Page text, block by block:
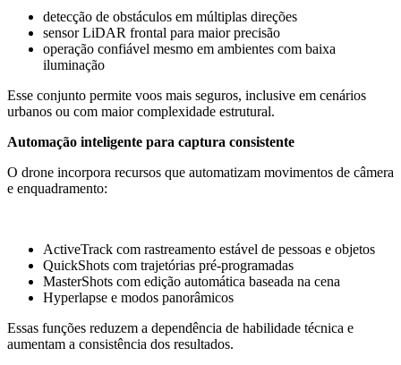
detecção de obstáculos em múltiplas direções
sensor LiDAR frontal para maior precisão
operação confiável mesmo em ambientes com baixa
iluminação
Esse conjunto permite voos mais seguros, inclusive em cenários
urbanos ou com maior complexidade estrutural.
Automação inteligente para captura consistente
O drone incorpora recursos que automatizam movimentos de câmera
e enquadramento:
ActiveTrack com rastreamento estável de pessoas e objetos
QuickShots com trajetórias pré-programadas
MasterShots com edição automática baseada na cena
Hyperlapse e modos panorâmicos
Essas funções reduzem a dependência de habilidade técnica e
aumentam a consistência dos resultados.